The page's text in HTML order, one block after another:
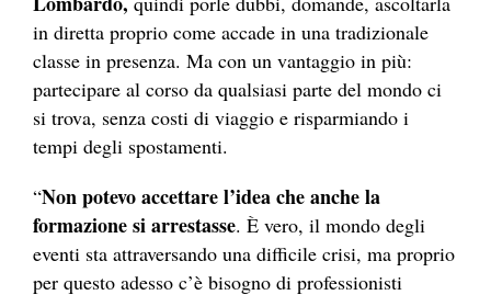
in diretta proprio come accade in una tradizionale
classe in presenza. Ma con un vantaggio in più:
partecipare al corso da qualsiasi parte del mondo ci
si trova, senza costi di viaggio e risparmiando i
tempi degli spostamenti.
“Non potevo accettare l’idea che anche la
formazione si arrestasse. È vero, il mondo degli
eventi sta attraversando una difficile crisi, ma proprio
per questo adesso c’è bisogno di professionisti